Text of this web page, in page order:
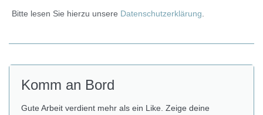
Bitte lesen Sie hierzu unsere Datenschutzerklärung
Komm an Bord
Gute Arbeit verdient mehr als ein Like. Zeige deine